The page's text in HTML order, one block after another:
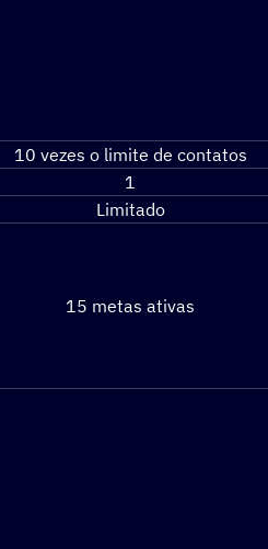
10 vezes o limite de contatos
1
Limitado
15 metas ativas